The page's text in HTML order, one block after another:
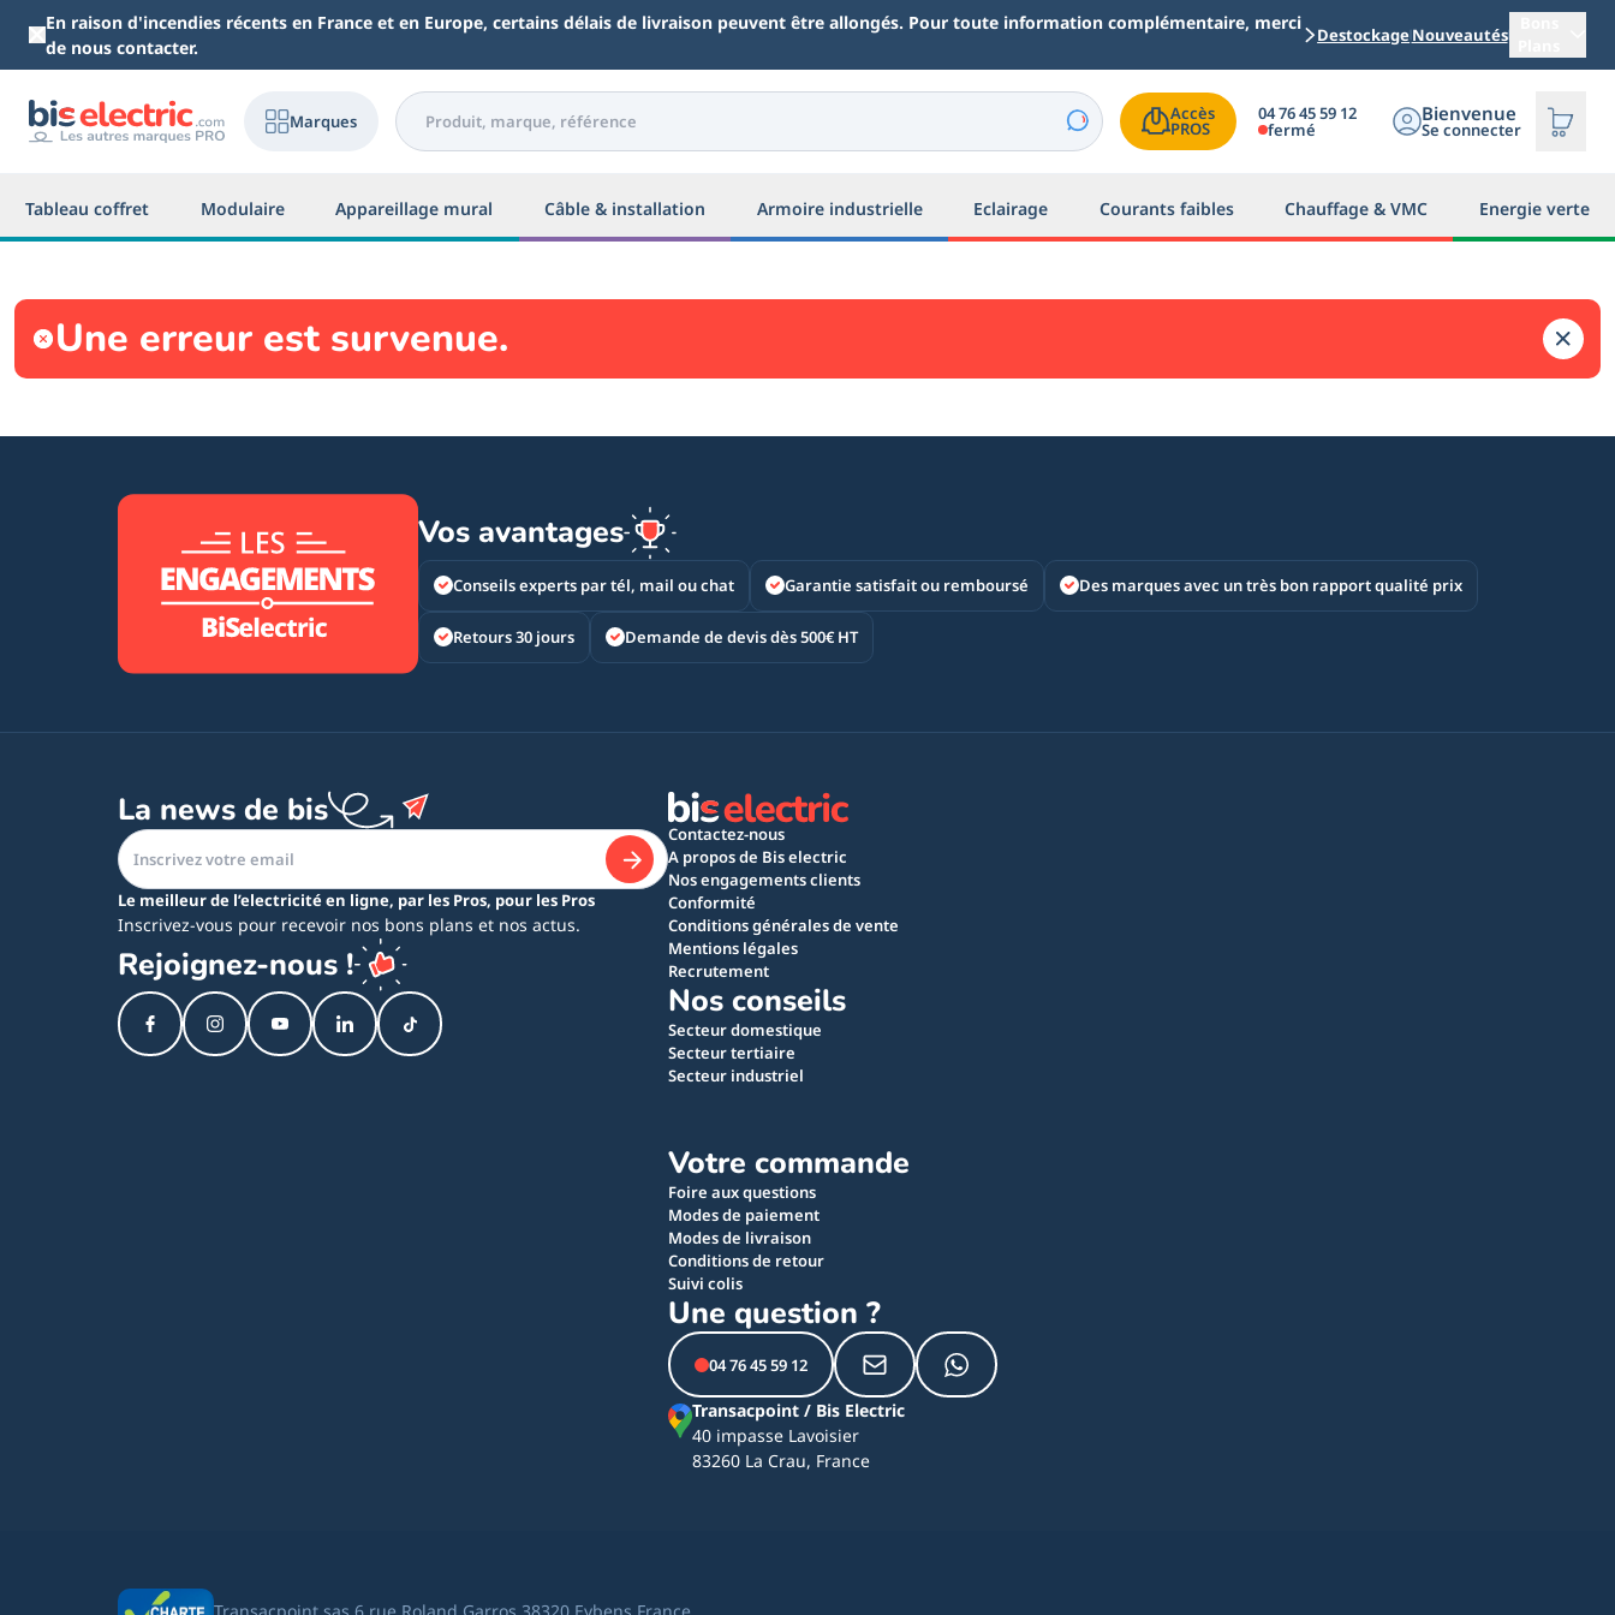
Aller au contenu principal
En raison d'incendies récents en France et en Europe, certains délais de livraison peuvent être allongés. Pour toute information complémentaire, merci
de nous contacter.
DestockageNouveautés
Marques Accès
PROS
04 76 45 59 12
fermé
Bienvenue
Se connecter
Tableau coffret Modulaire Appareillage mural Câble & installation Armoire industrielle Eclairage Courants faibles Chauffage & VMC Energie verte
Une erreur est survenue.
Vos avantages
Conseils experts par tél, mail ou chat Garantie satisfait ou remboursé Des marques avec un très bon rapport qualité prix
Retours 30 jours Demande de devis dès 500€ HT
La news de bis
Le meilleur de l’electricité en ligne, par les Pros, pour les Pros
Inscrivez-vous pour recevoir nos bons plans et nos actus.
Rejoignez-nous !
Contactez-nous
A propos de Bis electric
Nos engagements clients
Conformité
Conditions générales de vente
Mentions légales
Recrutement
Nos conseils
Secteur domestique
Secteur tertiaire
Secteur industriel
Votre commande
Foire aux questions
Modes de paiement
Modes de livraison
Conditions de retour
Suivi colis
Une question ?
04 76 45 59 12
Transacpoint / Bis Electric
40 impasse Lavoisier
83260 La Crau, France